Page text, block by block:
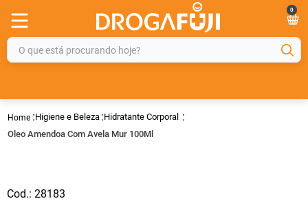
0
O que está procurando hoje?
Higiene e Beleza Hidratante Corporal
Oleo Amendoa Com Avela Mur 100Ml
Cod.: 28183
2º
gelmax
5º
protetor solar